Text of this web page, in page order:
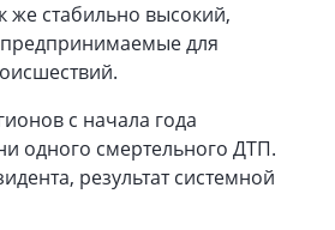
же стабильно высокий,
для
с начала года
одного смертельного ДТП.
результат системной